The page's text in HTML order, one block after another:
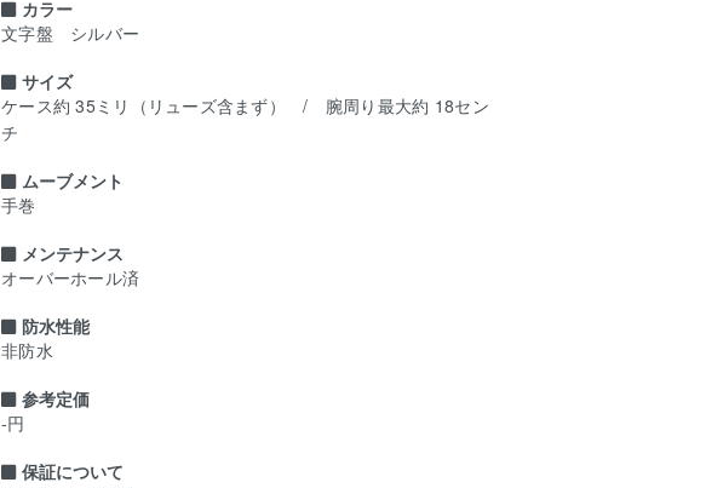
カラー
文字盤 シルバー
サイズ
ケース約 35ミリ（リューズ含まず） / 腕周り最大約 18セン
チ
ムーブメント
手巻
メンテナンス
オーバーホール済
防水性能
非防水
参考定価
-円
保証について